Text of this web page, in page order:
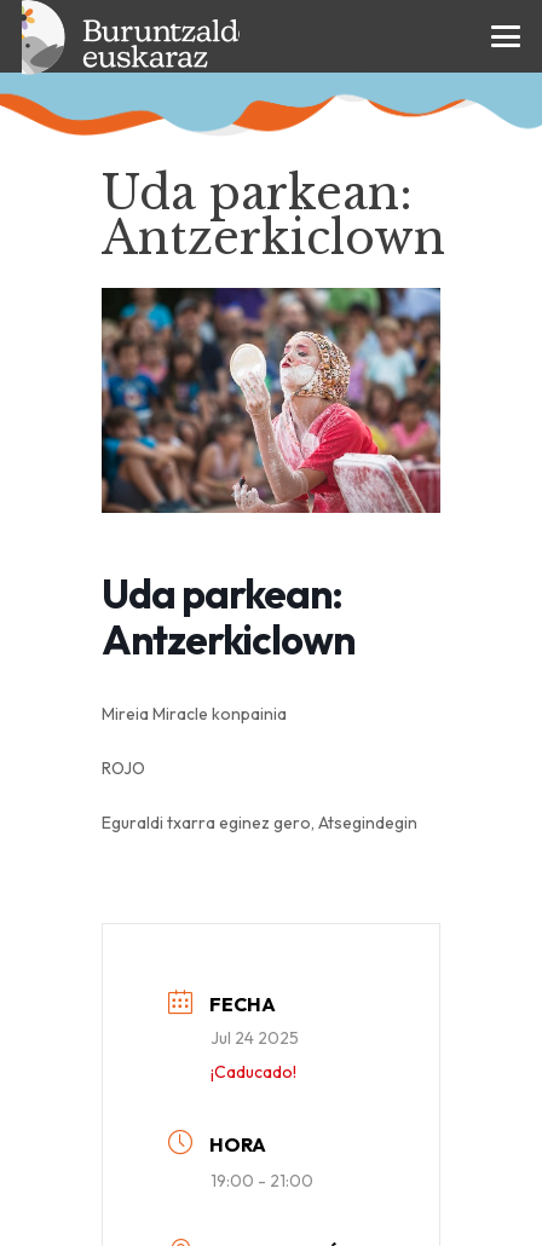
Uda parkean:
Antzerkiclown
Uda parkean:
Antzerkiclown
​​​​​​​Mireia Miracle konpainia
ROJO
Eguraldi txarra eginez gero, Atsegindegin
FECHA
Jul 24 2025
¡Caducado!
HORA
19:00 - 21:00